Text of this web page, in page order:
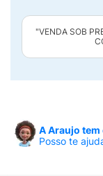
"VENDA SOB
A Araujo tem
Posso te